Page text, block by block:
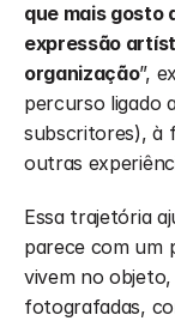
que mais gosto
expressão
organização”,
percurso ligado
subscritores), à
outras
Essa trajetória
parece com um
vivem no
fotografadas,